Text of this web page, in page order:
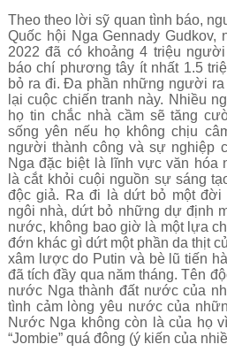
Theo theo lời sỹ quan tình báo,
Quốc hội Nga Gennady Gudkov,
2022 đã có khoảng 4 triệu
báo chí phương tây ít nhất 1.5
bỏ ra đi. Đa phần những người
lại cuộc chiến tranh này. Nhiều
họ tin chắc nhà cầm sẽ tăng
sống yên nếu họ không chịu
người thành công và sự nghiệp
Nga đặc biệt là lĩnh vực văn hóa
là cắt khỏi cuội nguồn sự sáng
độc giả. Ra đi là dứt bỏ một đời
ngôi nhà, dứt bỏ những dự định
nước, không bao giờ là một lựa
đớn khác gì dứt một phần da thịt
xâm lược do Putin và bè lũ tiến
đã tích đầy qua năm tháng. Tên
nước Nga thành đất nước của
tình cảm lòng yêu nước của
Nước Nga không còn là của họ
“Jombie” quá đông (ý kiến của